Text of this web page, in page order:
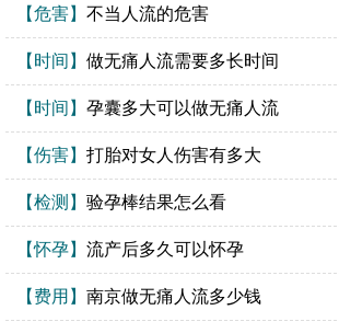
【危害】 不当人流的危害
【时间】 做无痛人流需要多长时间
【时间】 孕囊多大可以做无痛人流
【伤害】 打胎对女人伤害有多大
【检测】 验孕棒结果怎么看
【怀孕】 流产后多久可以怀孕
【费用】 南京做无痛人流多少钱